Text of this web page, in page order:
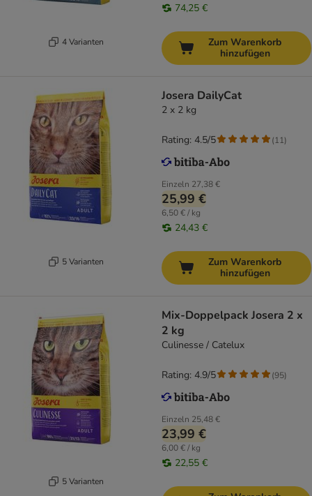
4 Varianten
74,25 €
Zum Warenkorb
hinzufügen
5 Varianten
Josera DailyCat
2 x 2 kg
Einzeln 27,38 €
25,99 €
6,50 € / kg
24,43 €
Rating: 4.5/5 (11)
Zum Warenkorb
hinzufügen
5 Varianten
Mix-Doppelpack Josera 2 x
2 kg
Culinesse / Catelux
Einzeln 25,48 €
23,99 €
6,00 € / kg
22,55 €
Rating: 4.9/5 (95)